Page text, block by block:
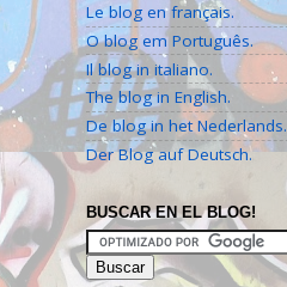
Le blog en français.
O blog em Português.
Il blog in italiano.
The blog in English.
De blog in het Nederlands.
Der Blog auf Deutsch.
BUSCAR EN EL BLOG!